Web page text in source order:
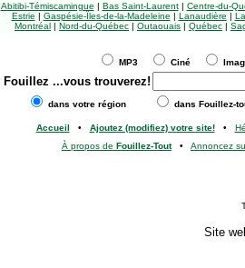
Abitibi-Témiscamingue | Bas Saint-Laurent| Centre-du-
Estrie | Gaspésie-Îles-de-la-Madeleine | Lanaudière |
Montréal | Nord-du-Québec | Outaouais | Québec |
MP3 Ciné
Fouillez ...vous trouverez!
dans votre région dans Fouillez-
Accueil • Ajoutez (modifiez) votre site!•
À propos de Fouillez-Tout• Annoncez
Site